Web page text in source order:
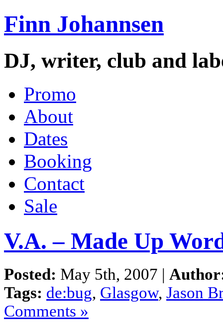
Finn Johannsen
DJ, writer, club and
Promo
About
Dates
Booking
Contact
Sale
V.A. – Made Up
Posted: May 5th, 2007 |
Tags: de:bug, Glasgow, Jason
Comments »